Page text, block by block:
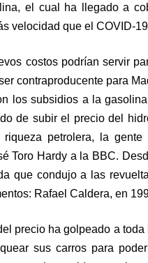
el cual ha llegado a
velocidad que el COVID-
costos podrían servir
contraproducente para
los subsidios a la
de subir el precio del
petrolera, la
Toro Hardy a la BBC.
que condujo a las
Rafael Caldera, en
precio ha golpeado a
sus carros para